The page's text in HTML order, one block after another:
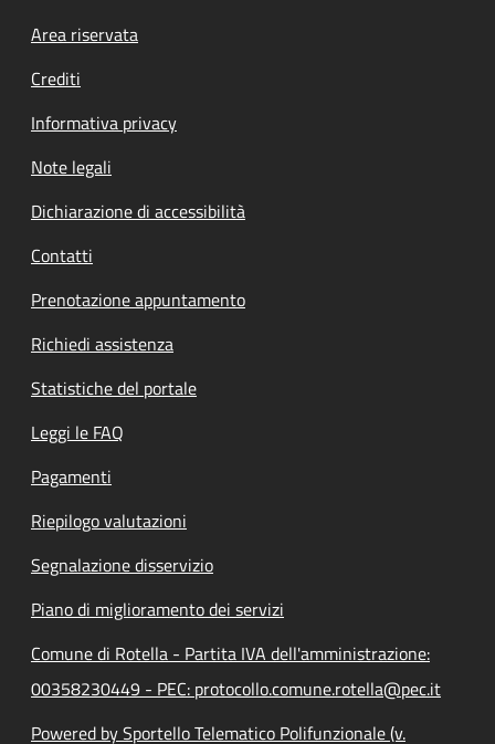
Footer menu
Area riservata
Crediti
Informativa privacy
Note legali
Dichiarazione di accessibilità
Contatti
Prenotazione appuntamento
Richiedi assistenza
Statistiche del portale
Leggi le FAQ
Pagamenti
Riepilogo valutazioni
Segnalazione disservizio
Piano di miglioramento dei servizi
Comune di Rotella - Partita IVA dell'amministrazione:
00358230449 - PEC: protocollo.comune.rotella@pec.it
Powered by Sportello Telematico Polifunzionale (v.